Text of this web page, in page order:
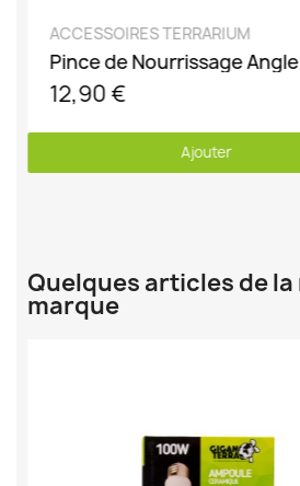
DÉCOUVRIR
ACCESSOIRES TERRARIUM
Pince de Nourrissage
12,90 €
Ajouter
Quelques articles de la
marque